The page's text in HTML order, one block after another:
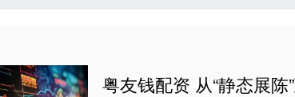
粤友钱配资 从“静态展